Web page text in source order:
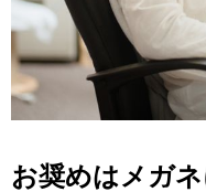
お奨めはメガネ